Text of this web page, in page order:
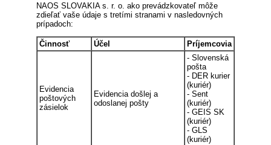
NAOS SLOVAKIA s. r. o. ako prevádzkovateľ môže
zdieľať vaše údaje s tretími stranami v nasledovných
prípadoch:
Činnosť Účel Príjemcovia
Evidencia
poštových
zásielok
Evidencia došlej a
odoslanej pošty
- Slovenská
pošta
- DER kurier
(kuriér)
- Sent
(kuriér)
- GEIS SK
(kuriér)
- GLS
(kuriér)